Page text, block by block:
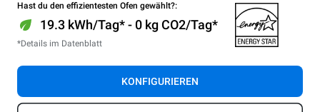
Hast du den effizientesten Ofen gewählt?:
19.3 kWh/Tag* - 0 kg CO2/Tag*
*Details im Datenblatt
KONFIGURIEREN